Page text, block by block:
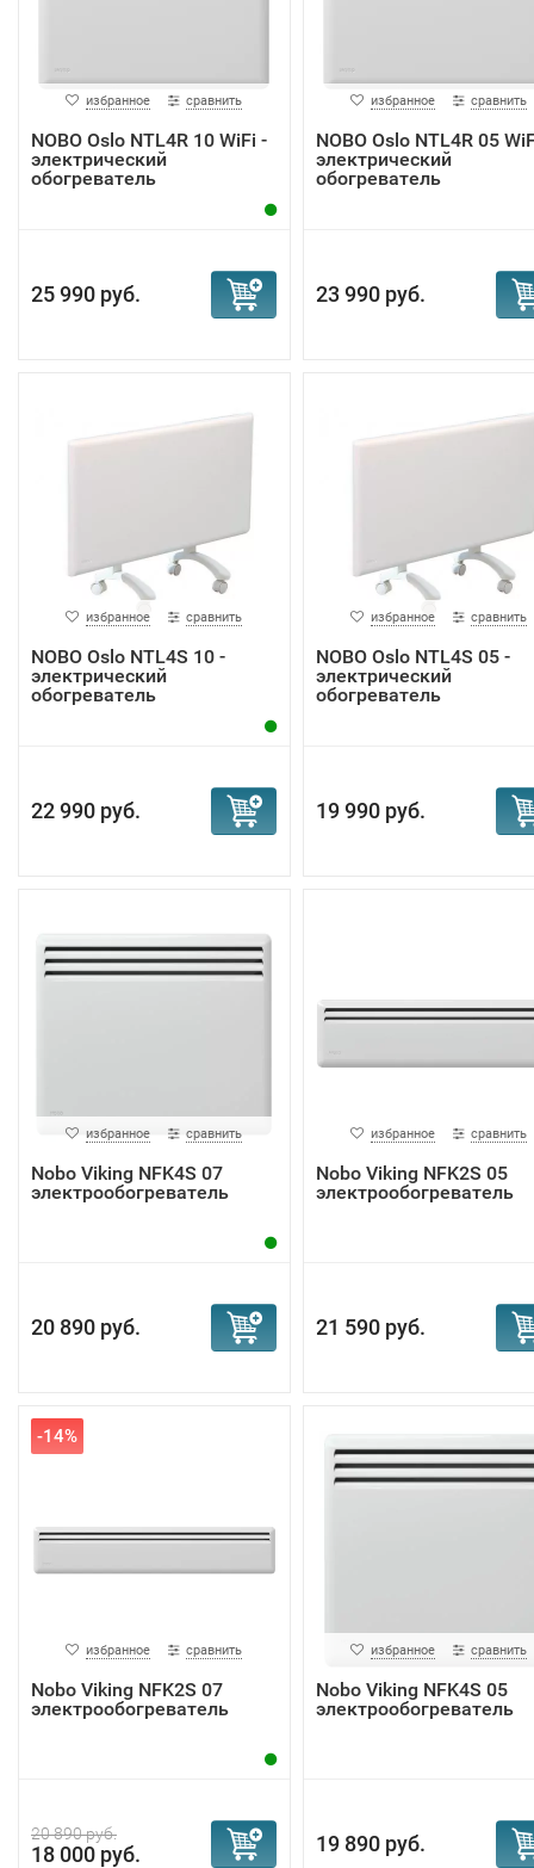
избранное сравнить
NOBO Oslo NTL4R 10 WiFi -
электрический
обогреватель
25 990 руб.
избранное сравнить
NOBO Oslo NTL4R 05
электрический
обогреватель
23 990 руб.
избранное сравнить
NOBO Oslo NTL4S 10 -
электрический
обогреватель
22 990 руб.
избранное сравнить
NOBO Oslo NTL4S 05 -
электрический
обогреватель
19 990 руб.
избранное сравнить
Nobo Viking NFK4S 07
электрообогреватель
20 890 руб.
избранное сравнить
Nobo Viking NFK2S 05
электрообогреватель
21 590 руб.
-14%
избранное сравнить
Nobo Viking NFK2S 07
электрообогреватель
20 890 руб.
18 000 руб.
избранное сравнить
Nobo Viking NFK4S 05
электрообогреватель
19 890 руб.